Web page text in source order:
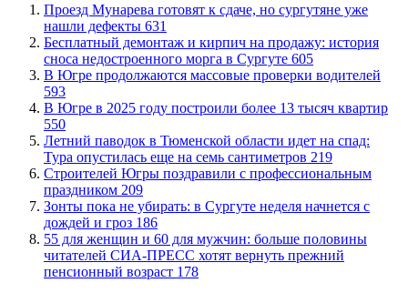
​Проезд Мунарева готовят к сдаче, но сургутяне уже
нашли дефекты 631
​Бесплатный демонтаж и кирпич на продажу: история
сноса недостроенного морга в Сургуте 605
​В Югре продолжаются массовые проверки водителей
593
​В Югре в 2025 году построили более 13 тысяч квартир
550
​Летний паводок в Тюменской области идет на спад:
Тура опустилась еще на семь сантиметров 219
​Строителей Югры поздравили с профессиональным
праздником 209
​Зонты пока не убирать: в Сургуте неделя начнется с
дождей и гроз 186
​55 для женщин и 60 для мужчин: больше половины
читателей СИА-ПРЕСС хотят вернуть прежний
пенсионный возраст 178